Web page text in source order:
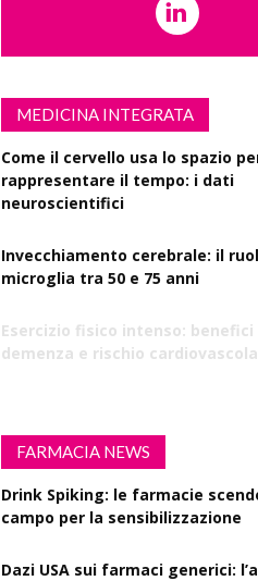
MEDICINA INTEGRATA
Come il cervello usa lo spazio
rappresentare il tempo: i dati
neuroscientifici
Invecchiamento cerebrale: il
microglia tra 50 e 75 anni
Esercizio fisico intenso:
demenza e rischio
FARMACIA NEWS
Drink Spiking: le farmacie
campo per la sensibilizzazione
Dazi USA sui farmaci generici: